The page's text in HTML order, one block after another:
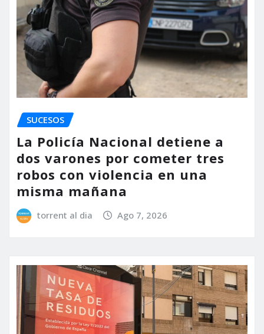
SUCESOS
La Policía Nacional detiene a
dos varones por cometer tres
robos con violencia en una
misma mañana
torrent al dia Ago 7, 2026